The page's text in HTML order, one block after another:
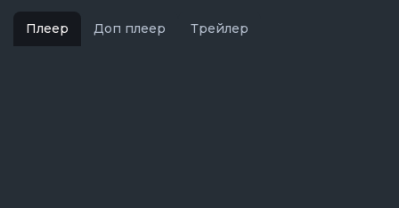
Плеер Доп плеер Трейлер